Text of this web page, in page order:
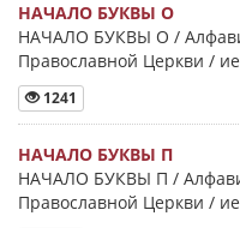
НАЧАЛО БУКВЫ Ο
НАЧАЛО БУКВЫ Ο /
Православной Церкви /
1241
НАЧАЛО БУКВЫ Π
НАЧАЛО БУКВЫ Π /
Православной Церкви /